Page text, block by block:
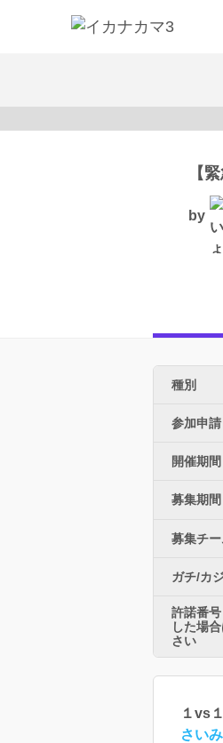
【
by
種別
参加申請
開催期間
募集期間
募集チ
ガチ/カ
許諾番
した場
さい
１vs
さい